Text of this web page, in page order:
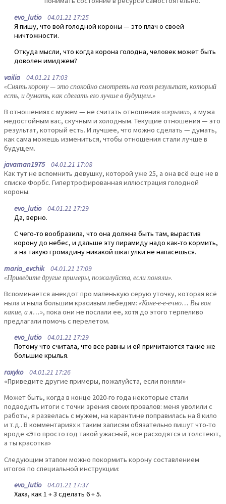
evo_lutio04.01.21 17:25
Я пишу, что вой голодной короны — это плач о своей
ничтожности.
Откуда мысли, что когда корона голодна, человек может быть
доволен имиджем?
vailia 04.01.21 17:03
«Снять корону — это спокойно смотреть на тот результат, который
есть, и думать, как сделать его лучше в будущем.»
В отношениях с мужем — не считать отношения «серыми», а мужа
недостойным вас, скучным и холодным. Текущие отношения — это
результат, который есть. И лучшее, что можно сделать — думать,
как сама можешь измениться, чтобы отношения стали лучше в
будущем.
javaman197504.01.21 17:08
Как тут не вспомнить девушку, которой уже 25, а она всё еще не в
списке Форбс. Гипертрофированная иллюстрация голодной
короны.
evo_lutio04.01.21 17:29
Да, верно.
С чего-то вообразила, что она должна быть там, вырастив
корону до небес, и дальше эту пирамиду надо как-то кормить,
а на такую громадину никакой шкатулки не напасешься.
maria_evchik04.01.21 17:09
«Приведите другие примеры, пожалуйста, если поняли».
Вспоминается анекдот про маленькую серую уточку, которая всё
ныла и ныла большим красивым лебедям: «Коне-е-е-ечно… Вы вон
какие, а я…», пока они не послали ее, хотя до этого терпеливо
предлагали помочь с перелетом.
evo_lutio04.01.21 17:29
Потому что считала, что все равны и ей причитаются такие же
большие крылья.
roxyko04.01.21 17:26
«Приведите другие примеры, пожалуйста, если поняли»
Может быть, когда в конце 2020-го года некоторые стали
подводить итоги с точки зрения своих провалов: меня уволили с
работы, я развелась с мужем, на карантине поправилась на 8 кило
и т.д.. В комментариях к таким записям обязательно пишут что-то
вроде «Это просто год такой ужасный, все расходятся и толстеют,
а ты красотка»
Следующим этапом можно покормить корону составлением
итогов по специальной инструкции:
evo_lutio04.01.21 17:37
Хаха, как 1 + 3 сделать 6 + 5.